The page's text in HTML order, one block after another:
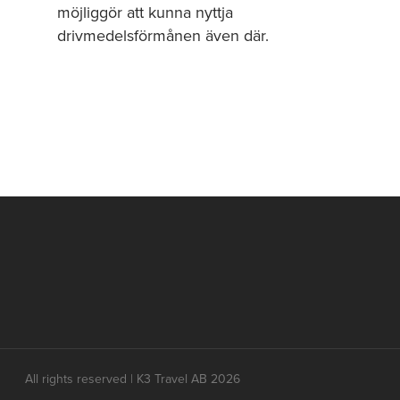
möjliggör att kunna nyttja
drivmedelsförmånen även där.
All rights reserved | K3 Travel AB 2026